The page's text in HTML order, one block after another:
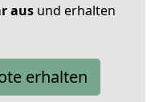
aus und erhalten
erhalten